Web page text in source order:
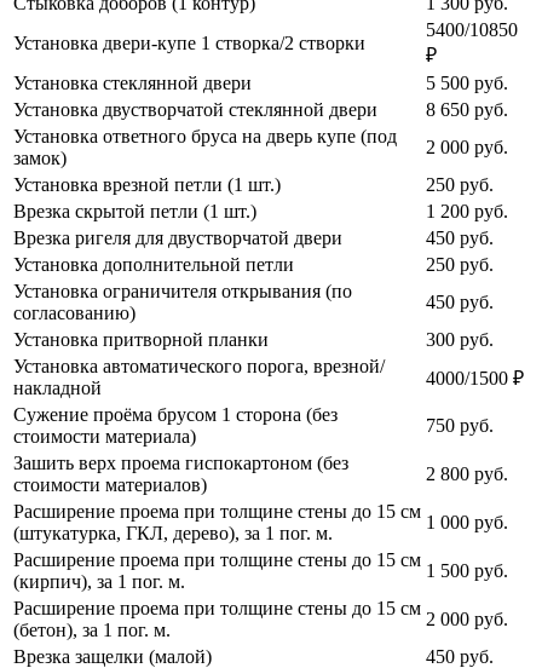
Установка двери-купе 1 створка/2 створки
5400/10850
₽
Установка стеклянной двери
5 500 руб.
Установка двустворчатой стеклянной двери
8 650 руб.
Установка ответного бруса на дверь купе (под
замок)
2 000 руб.
Установка врезной петли (1 шт.)
250 руб.
Врезка скрытой петли (1 шт.)
1 200 руб.
Врезка ригеля для двустворчатой двери
450 руб.
Установка дополнительной петли
250 руб.
Установка ограничителя открывания (по
согласованию)
450 руб.
Установка притворной планки
300 руб.
Установка автоматического порога, врезной/
накладной
4000/1500 ₽
Сужение проёма брусом 1 сторона (без
стоимости материала)
750 руб.
Зашить верх проема гиспокартоном (без
стоимости материалов)
2 800 руб.
Расширение проема при толщине стены до 15 см
(штукатурка, ГКЛ, дерево), за 1 пог. м.
1 000 руб.
Расширение проема при толщине стены до 15 см
(кирпич), за 1 пог. м.
1 500 руб.
Расширение проема при толщине стены до 15 см
(бетон), за 1 пог. м.
2 000 руб.
Врезка защелки (малой)
450 руб.